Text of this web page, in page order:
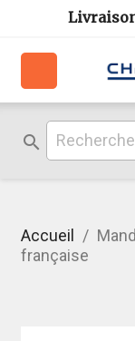
search
Accueil
française